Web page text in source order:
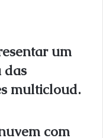
um
das
multicloud.
com